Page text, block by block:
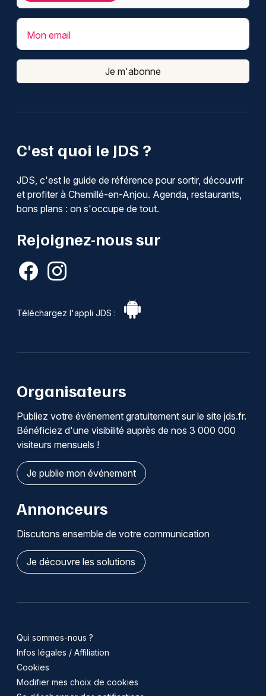
C'est quoi le JDS ?
JDS, c'est le guide de référence pour sortir, découvrir
et profiter à Chemillé-en-Anjou. Agenda, restaurants,
bons plans : on s'occupe de tout.
Rejoignez-nous sur
Téléchargez l'appli JDS :
Mon email
Je m'abonne
Organisateurs
Publiez votre événement gratuitement sur le site jds.fr.
Bénéficiez d'une visibilité auprès de nos 3 000 000
visiteurs mensuels !
Je publie mon événement
Annonceurs
Discutons ensemble de votre communication
Je découvre les solutions
Qui sommes-nous ?
Infos légales / Affiliation
Cookies
Modifier mes choix de cookies